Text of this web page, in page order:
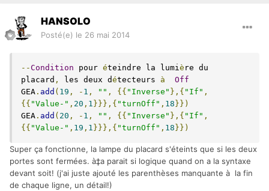
HANSOLO
Posté(e) le 26 mai 2014
--Condition pour éteindre la lumiè re du
placard , les deux détecteurs à
Off
GEA . add ( 19 , - 1 , "" , {{ "Inverse" },{ "If" ,
{{ "Value-" , 20 , 1 }}},{ "turnOff" , 18 }})
GEA . add ( 20 , - 1 , "" , {{ "Inverse" },{ "If" ,
{{ "Value-" , 19 , 1 }}},{ "turnOff" , 18 }})
Super ça fonctionne, la lampe du placard s'éteints que si les deux
portes sont fermées. à‡a parait si logique quand on a la syntaxe
devant soit! (j'ai juste ajouté les parenthèses manquante à la fin
de chaque ligne, un détail!)